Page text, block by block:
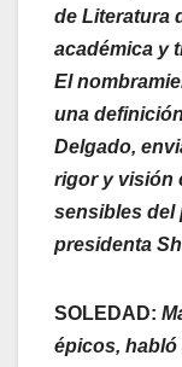
de Literatura
académica y
El
una
Delgado,
rigor y visión
sensibles del
presidenta
SOLEDAD:
épicos, habló